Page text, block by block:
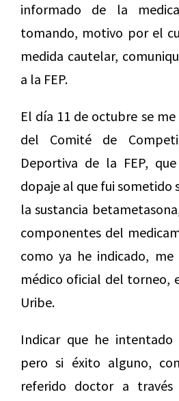
informado de la
tomando, motivo por el
medida cautelar,
a la FEP.
El día 11 de octubre se
del Comité de
Deportiva de la FEP,
dopaje al que fui sometido
la sustancia
componentes del
como ya he indicado,
médico oficial del torneo,
Uribe.
Indicar que he intentado
pero si éxito alguno,
referido doctor a